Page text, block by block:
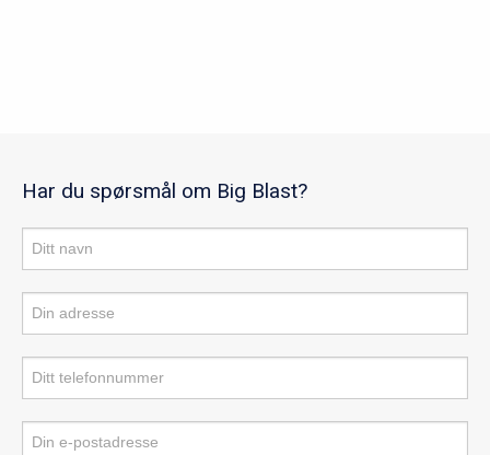
Har du spørsmål om Big Blast?
Produktforespørsel